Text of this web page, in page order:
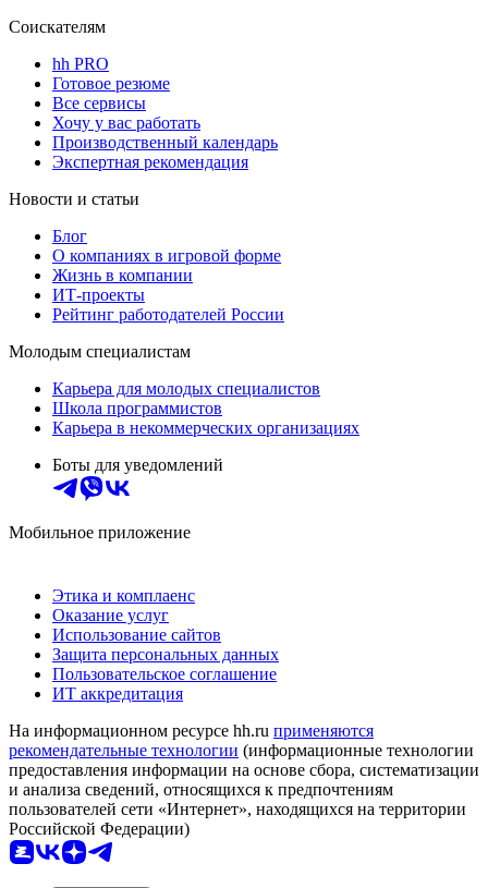
Соискателям
hh PRO
Готовое резюме
Все сервисы
Хочу у вас работать
Производственный календарь
Экспертная рекомендация
Новости и статьи
Блог
О компаниях в игровой форме
Жизнь в компании
ИТ-проекты
Рейтинг работодателей России
Молодым специалистам
Карьера для молодых специалистов
Школа программистов
Карьера в некоммерческих организациях
Боты для уведомлений
Мобильное приложение
Этика и комплаенс
Оказание услуг
Использование сайтов
Защита персональных данных
Пользовательское соглашение
ИТ аккредитация
На информационном ресурсе hh.ru применяются
рекомендательные технологии (информационные технологии
предоставления информации на основе сбора, систематизации
и анализа сведений, относящихся к предпочтениям
пользователей сети «Интернет», находящихся на территории
Российской Федерации)